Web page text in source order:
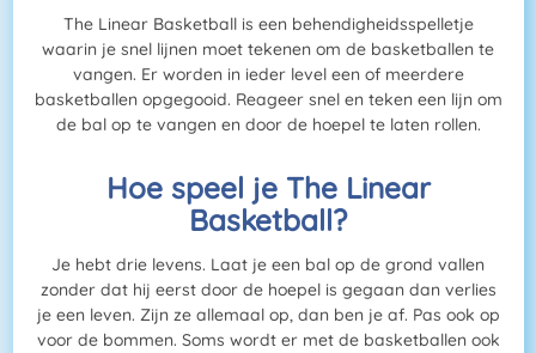
The Linear Basketball is een behendigheidsspelletje
waarin je snel lijnen moet tekenen om de basketballen te
vangen. Er worden in ieder level een of meerdere
basketballen opgegooid. Reageer snel en teken een lijn om
de bal op te vangen en door de hoepel te laten rollen.
Hoe speel je The Linear
Basketball?
Je hebt drie levens. Laat je een bal op de grond vallen
zonder dat hij eerst door de hoepel is gegaan dan verlies
je een leven. Zijn ze allemaal op, dan ben je af. Pas ook op
voor de bommen. Soms wordt er met de basketballen ook